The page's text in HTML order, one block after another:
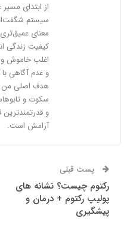
از ابتدای
سیستم
معنای
کیفیت زندگی
اغلب خاموش و
و عدم آگاهی
هدف اصلی من
سکوت و
و
آرامش است.
پست قبلی
رکتوم چیست؟ نشانه های
پولیپ رکتوم + درمان و
پیشگیری